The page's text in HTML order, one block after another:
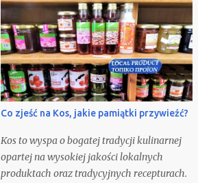
kuchni.
Co zjeść na Kos, jakie pamiątki przywieźć?
Kos to wyspa o bogatej tradycji kulinarnej
opartej na wysokiej jakości lokalnych
produktach oraz tradycyjnych recepturach.